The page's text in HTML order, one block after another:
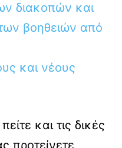
διακοπών και
βοηθειών από
και νέους
και τις δικές